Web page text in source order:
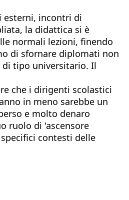
esterni, incontri di
la didattica si è
normali lezioni, finendo
di sfornare diplomati non
di tipo universitario. Il
che i dirigenti scolastici
in meno sarebbe un
e molto denaro
ruolo di 'ascensore
contesti delle